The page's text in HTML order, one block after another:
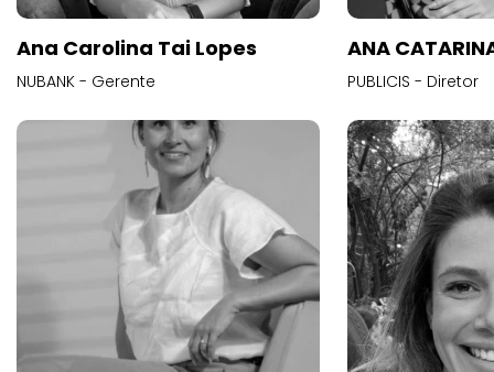
Ana Carolina Tai Lopes
NUBANK - Gerente
ANA
PUBLICIS - Diretor